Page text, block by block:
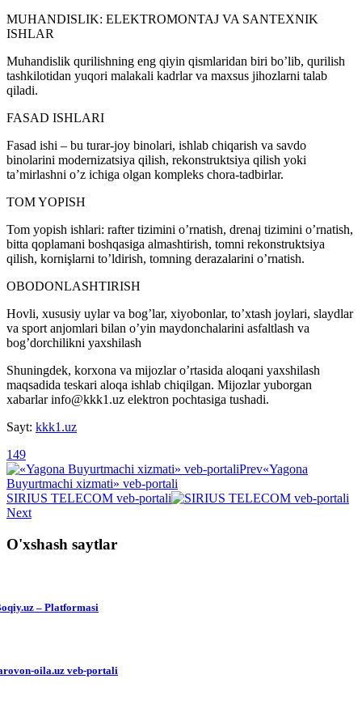
MUHANDISLIK: ELEKTROMONTAJ VA SANTEXNIK
ISHLAR
Muhandislik qurilishning eng qiyin qismlaridan biri bo’lib, qurilish
tashkilotidan yuqori malakali kadrlar va maxsus jihozlarni talab
qiladi.
FASAD ISHLARI
Fasad ishi – bu turar-joy binolari, ishlab chiqarish va savdo
binolarini modernizatsiya qilish, rekonstruktsiya qilish yoki
ta’mirlashni o’z ichiga olgan kompleks chora-tadbirlar.
TOM YOPISH
Tom yopish ishlari: rafter tizimini o’rnatish, drenaj tizimini o’rnatish,
bitta qoplamani boshqasiga almashtirish, tomni rekonstruktsiya
qilish, kornişlarni to’ldirish, tomning derazalarini o’rnatish.
OBODONLASHTIRISH
Hovli, xususiy uylar va bog’lar, xiyobonlar, to’xtash joylari, slaydlar
va sport anjomlari bilan o’yin maydonchalarini asfaltlash va
bog’dorchilikni yaxshilash
Shuningdek, korxona va mijozlar o’rtasida aloqani yaxshilash
maqsadida teskari aloqa ishlab chiqilgan. Mijozlar yuborgan
xabarlar info@kkk1.uz elektron pochtasiga tushadi.
Sayt: kkk1.uz
149
Prev«Yagona
Buyurtmachi xizmati» veb-portali
SIRIUS TELECOM veb-portali
Next
O'xshash saytlar
– Platformasi
oila.uz veb-portali